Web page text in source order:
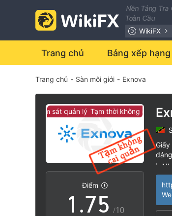
Nền Tảng Tra
Toàn Cầu
WikiFX
Trang chủ Bảng xếp hạng
Trang chủ - Sàn môi giới - Exnova
có giám sát quản lý Tạm thời không có giám
Điểm
0
1 .
1
2
3
4
5
6
7
0
1
2
3
4
5 /10
|
|